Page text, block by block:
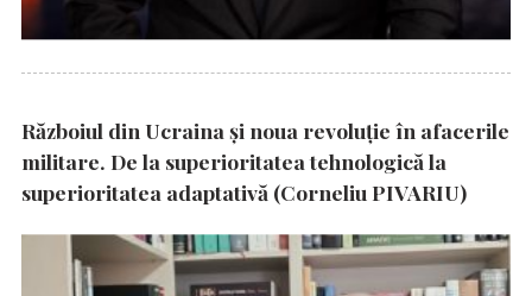
Războiul din Ucraina și noua revoluție în afacerile
militare. De la superioritatea tehnologică la
superioritatea adaptativă (Corneliu PIVARIU)